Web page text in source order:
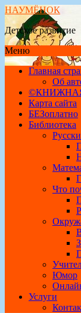
НАУМЁНОК
Детское развитие
Меню
Главная
Об
Карта сайта
БЕЗоплатно
Библиотека
Что
Юмор
Услуги